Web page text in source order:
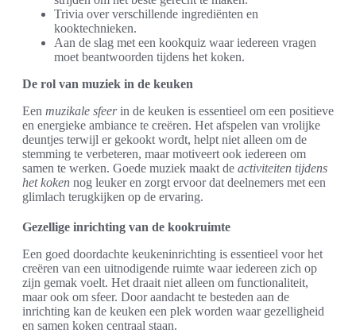
Trivia over verschillende ingrediënten en
kooktechnieken.
Aan de slag met een kookquiz waar iedereen vragen
moet beantwoorden tijdens het koken.
De rol van muziek in de keuken
Een muzikale sfeerin de keuken is essentieel om een positieve
en energieke ambiance te creëren. Het afspelen van vrolijke
deuntjes terwijl er gekookt wordt, helpt niet alleen om de
stemming te verbeteren, maar motiveert ook iedereen om
samen te werken. Goede muziek maakt de activiteiten tijdens
het koken nog leuker en zorgt ervoor dat deelnemers met een
glimlach terugkijken op de ervaring.
Gezellige inrichting van de kookruimte
Een goed doordachte keukeninrichting is essentieel voor het
creëren van een uitnodigende ruimte waar iedereen zich op
zijn gemak voelt. Het draait niet alleen om functionaliteit,
maar ook om sfeer. Door aandacht te besteden aan de
inrichting kan de keuken een plek worden waar gezelligheid
en samen koken centraal staan.